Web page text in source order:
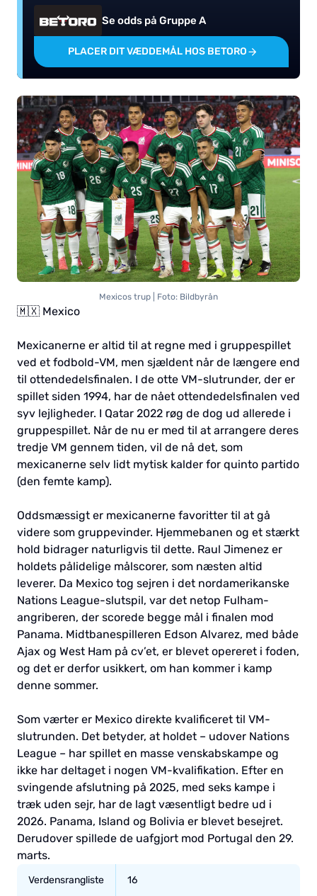
Se odds på Gruppe A
PLACER DIT VÆDDEMÅL HOS BETORO
Mexicos trup | Foto: Bildbyrån
🇲🇽 Mexico
Mexicanerne er altid til at regne med i gruppespillet
ved et fodbold-VM, men sjældent når de længere end
til ottendedelsfinalen. I de otte VM-slutrunder, der er
spillet siden 1994, har de nået ottendedelsfinalen ved
syv lejligheder. I Qatar 2022 røg de dog ud allerede i
gruppespillet. Når de nu er med til at arrangere deres
tredje VM gennem tiden, vil de nå det, som
mexicanerne selv lidt mytisk kalder for quinto partido
(den femte kamp).
Oddsmæssigt er mexicanerne favoritter til at gå
videre som gruppevinder. Hjemmebanen og et stærkt
hold bidrager naturligvis til dette. Raul Jimenez er
holdets pålidelige målscorer, som næsten altid
leverer. Da Mexico tog sejren i det nordamerikanske
Nations League-slutspil, var det netop Fulham-
angriberen, der scorede begge mål i finalen mod
Panama. Midtbanespilleren Edson Alvarez, med både
Ajax og West Ham på cv’et, er blevet opereret i foden,
og det er derfor usikkert, om han kommer i kamp
denne sommer.
Som værter er Mexico direkte kvalificeret til VM-
slutrunden. Det betyder, at holdet – udover Nations
League – har spillet en masse venskabskampe og
ikke har deltaget i nogen VM-kvalifikation. Efter en
svingende afslutning på 2025, med seks kampe i
træk uden sejr, har de lagt væsentligt bedre ud i
2026. Panama, Island og Bolivia er blevet besejret.
Derudover spillede de uafgjort mod Portugal den 29.
marts.
Verdensrangliste 16